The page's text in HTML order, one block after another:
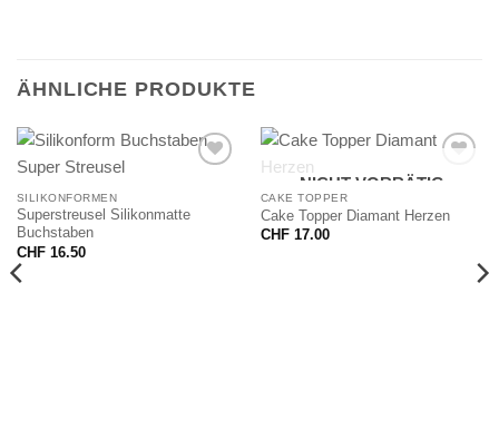
ÄHNLICHE PRODUKTE
SILIKONFORMEN
Superstreusel Silikonmatte
Buchstaben
CHF16.50
NICHT VORRÄTIG
CAKE TOPPER
Cake Topper Diamant Herzen
CHF17.00